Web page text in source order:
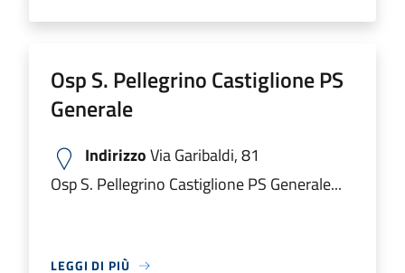
Osp S. Pellegrino Castiglione PS
Generale
IndirizzoVia Garibaldi, 81
Osp S. Pellegrino Castiglione PS Generale...
LEGGI DI PIÙ